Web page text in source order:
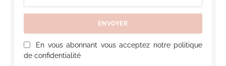
En vous abonnant vous acceptez notre politique
de confidentialité